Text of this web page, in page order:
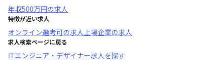
年収500万円の求人
特徴が近い求人
オンライン選考可の求人上場企業の求人
求人検索ページに戻る
ITエンジニア・デザイナー求人を探す